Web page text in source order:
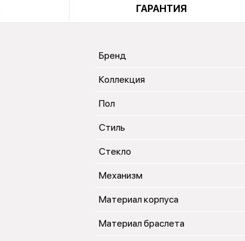
ГАРАНТИЯ
Бренд
Коллекция
Пол
Стиль
Стекло
Механизм
Материал корпуса
Материал браслета